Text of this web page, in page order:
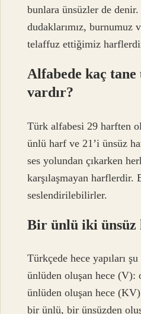
bunlara ünsüzler de
dudaklarımız, burnumuz
telaffuz ettiğimiz
Alfabede kaç
vardır?
Türk alfabesi 29 harften
ünlü harf ve 21’i ünsüz
ses yolundan çıkarken
karşılaşmayan harflerdir.
seslendirilebilirler.
Bir ünlü iki ünsüz
Türkçede hece yapıları
ünlüden oluşan hece
ünlüden oluşan hece
bir ünlü, bir ünsüzden